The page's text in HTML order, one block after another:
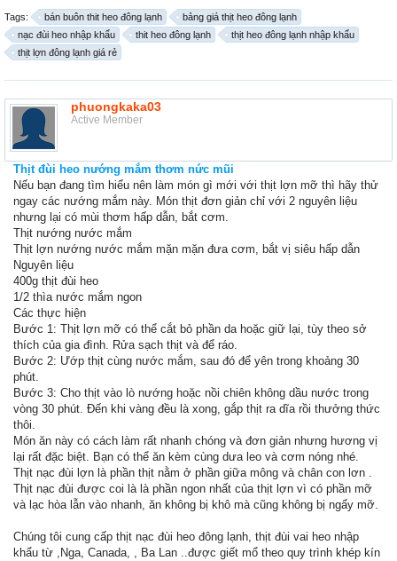
Tags: bán buôn thit heo đông lạnh
bảng giá thịt heo đông lạnh
nạc đùi heo nhập khẩu
thit heo đông lạnh
thịt heo đông lạnh nhập khẩu
thịt lợn đông lạnh giá rẻ
phuongkaka03
Active Member
Thịt đùi heo nướng mắm thơm nức mũi
Nếu bạn đang tìm hiểu nên làm món gì mới với thịt lợn mỡ thì hãy thử
ngay các nướng mắm này. Món thịt đơn giản chỉ với 2 nguyên liệu
nhưng lại có mùi thơm hấp dẫn, bắt cơm.
Thịt nướng nước mắm
Thịt lợn nướng nước mắm mặn mặn đưa cơm, bắt vị siêu hấp dẫn
Nguyên liệu
400g thịt đùi heo
1/2 thìa nước mắm ngon
Các thực hiện
Bước 1: Thịt lợn mỡ có thể cắt bỏ phần da hoặc giữ lại, tùy theo sở
thích của gia đình. Rửa sạch thịt và để ráo.
Bước 2: Ướp thịt cùng nước mắm, sau đó để yên trong khoảng 30
phút.
Bước 3: Cho thịt vào lò nướng hoặc nồi chiên không dầu nước trong
vòng 30 phút. Đến khi vàng đều là xong, gắp thịt ra dĩa rồi thưởng thức
thôi.
Món ăn này có cách làm rất nhanh chóng và đơn giản nhưng hương vị
lại rất đặc biệt. Bạn có thể ăn kèm cùng dưa leo và cơm nóng nhé.
Thịt nạc đùi lợn là phần thịt nằm ở phần giữa mông và chân con lơn .
Thịt nạc đùi được coi là là phần ngon nhất của thịt lợn vì có phần mỡ
và lạc hòa lẫn vào nhanh, ăn không bị khô mà cũng không bị ngấy mỡ.
Chúng tôi cung cấp thịt nạc đùi heo đông lạnh, thịt đùi vai heo nhập
khẩu từ ,Nga, Canada, , Ba Lan ..được giết mổ theo quy trình khép kín